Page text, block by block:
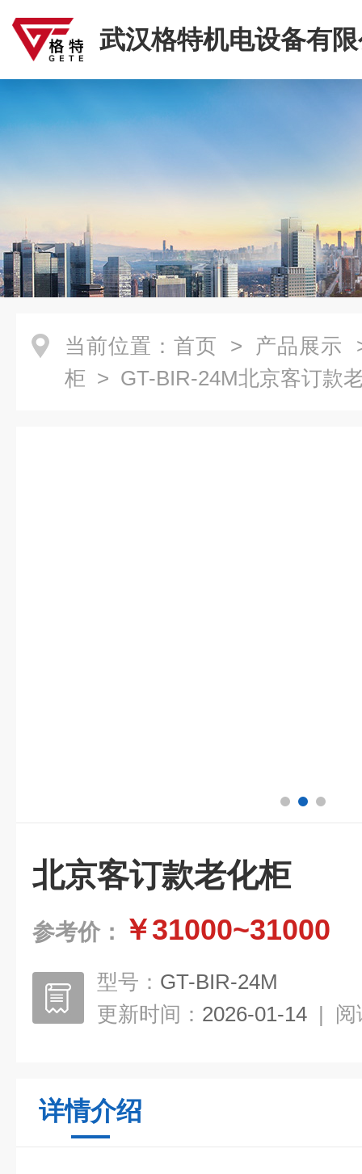
武汉格特机电设备有
当前位置： 首页 > 产品展示
柜 > GT-BIR-24M北京客订款
北京客订款老化柜
参考价： ￥31000~31000
型号： GT-BIR-24M
更新时间： 2026-01-14 | 阅
详情介绍